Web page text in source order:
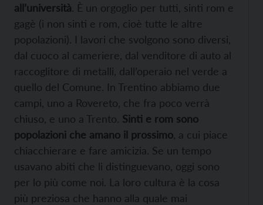
all’università. È un orgoglio per tutti, sinti rom e
gagè (i non sinti e rom, cioè tutte le altre
popolazioni). I lavori che svolgono sono diversi,
dal cuoco al cameriere, dal venditore di auto al
raccoglitore di metalli, dall’operaio nel verde a
quello del Comune. In Trentino abbiamo due
campi, uno a Rovereto, che fra poco verrà
chiuso, e uno a Trento. Sinti e rom sono
popolazioni che amano il prossimo , a cui piace
chiacchierare e fare amicizia. Se un tempo
usavano abiti che li distinguevano, oggi sono
per lo più come noi. La loro cultura è la cosa
più preziosa che hanno alla quale mai